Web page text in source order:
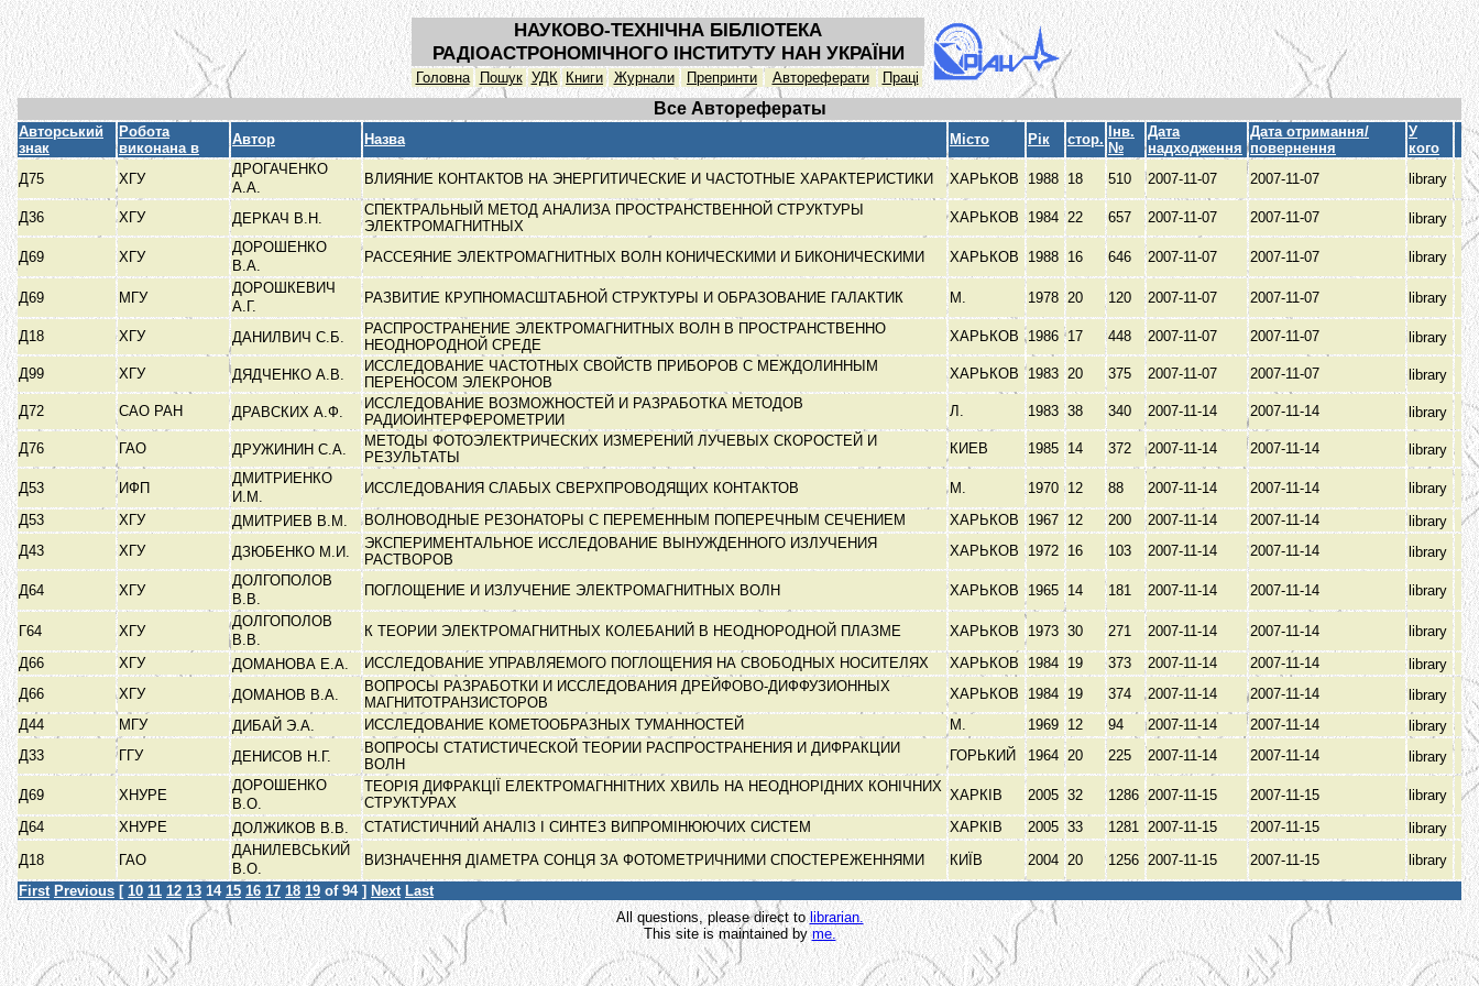
НАУКОВО-ТЕХНІЧНА БІБЛІОТЕКА
РАДІОАСТРОНОМІЧНОГО ІНСТИТУТУ НАН УКРАЇНИ
Головна Пошук УДК Книги Журнали Препринти Автореферати Праці
Все Авторефераты
Авторський
знак
Робота
виконана в
Автор Назва Місто Рік стор.
Інв.
№
Дата
надходження
Дата отримання/
повернення
У
кого
Д75
ХГУ
ДРОГАЧЕНКО
А.А.
ВЛИЯНИЕ КОНТАКТОВ НА ЭНЕРГИТИЧЕСКИЕ И ЧАСТОТНЫЕ ХАРАКТЕРИСТИКИ ХАРЬКОВ 1988 18 510 2007-11-07 2007-11-07 library
Д36 ХГУ ДЕРКАЧ В.Н.
СПЕКТРАЛЬНЫЙ МЕТОД АНАЛИЗА ПРОСТРАНСТВЕННОЙ СТРУКТУРЫ
ЭЛЕКТРОМАГНИТНЫХ
ХАРЬКОВ 1984 22 657 2007-11-07 2007-11-07 library
Д69 ХГУ
ДОРОШЕНКО
В.А.
РАССЕЯНИЕ ЭЛЕКТРОМАГНИТНЫХ ВОЛН КОНИЧЕСКИМИ И БИКОНИЧЕСКИМИ ХАРЬКОВ 1988 16 646 2007-11-07 2007-11-07 library
Д69 МГУ
ДОРОШКЕВИЧ
А.Г.
РАЗВИТИЕ КРУПНОМАСШТАБНОЙ СТРУКТУРЫ И ОБРАЗОВАНИЕ ГАЛАКТИК М. 1978 20 120 2007-11-07 2007-11-07 library
Д18 ХГУ ДАНИЛВИЧ С.Б.
РАСПРОСТРАНЕНИЕ ЭЛЕКТРОМАГНИТНЫХ ВОЛН В ПРОСТРАНСТВЕННО
НЕОДНОРОДНОЙ СРЕДЕ
ХАРЬКОВ 1986 17 448 2007-11-07 2007-11-07 library
Д99 ХГУ ДЯДЧЕНКО А.В.
ИССЛЕДОВАНИЕ ЧАСТОТНЫХ СВОЙСТВ ПРИБОРОВ С МЕЖДОЛИННЫМ
ПЕРЕНОСОМ ЭЛЕКРОНОВ
ХАРЬКОВ 1983 20 375 2007-11-07 2007-11-07 library
Д72 САО РАН ДРАВСКИХ А.Ф.
ИССЛЕДОВАНИЕ ВОЗМОЖНОСТЕЙ И РАЗРАБОТКА МЕТОДОВ
РАДИОИНТЕРФЕРОМЕТРИИ
Л. 1983 38 340 2007-11-14 2007-11-14 library
Д76 ГАО ДРУЖИНИН С.А.
МЕТОДЫ ФОТОЭЛЕКТРИЧЕСКИХ ИЗМЕРЕНИЙ ЛУЧЕВЫХ СКОРОСТЕЙ И
РЕЗУЛЬТАТЫ
КИЕВ 1985 14 372 2007-11-14 2007-11-14 library
Д53 ИФП
ДМИТРИЕНКО
И.М.
ИССЛЕДОВАНИЯ СЛАБЫХ СВЕРХПРОВОДЯЩИХ КОНТАКТОВ М. 1970 12 88 2007-11-14 2007-11-14
library
Д53
ХГУ ДМИТРИЕВ В.М. ВОЛНОВОДНЫЕ РЕЗОНАТОРЫ С ПЕРЕМЕННЫМ ПОПЕРЕЧНЫМ СЕЧЕНИЕМ ХАРЬКОВ 1967 12 200 2007-11-14 2007-11-14
library
Д43
ХГУ ДЗЮБЕНКО М.И.
ЭКСПЕРИМЕНТАЛЬНОЕ ИССЛЕДОВАНИЕ ВЫНУЖДЕННОГО ИЗЛУЧЕНИЯ
РАСТВОРОВ
ХАРЬКОВ 1972 16 103 2007-11-14 2007-11-14 library
Д64 ХГУ
ДОЛГОПОЛОВ
В.В.
ПОГЛОЩЕНИЕ И ИЗЛУЧЕНИЕ ЭЛЕКТРОМАГНИТНЫХ ВОЛН ХАРЬКОВ 1965 14 181 2007-11-14 2007-11-14 library
Г64 ХГУ
ДОЛГОПОЛОВ
В.В.
К ТЕОРИИ ЭЛЕКТРОМАГНИТНЫХ КОЛЕБАНИЙ В НЕОДНОРОДНОЙ ПЛАЗМЕ ХАРЬКОВ 1973 30 271 2007-11-14 2007-11-14
library
Д66
ХГУ ДОМАНОВА Е.А. ИССЛЕДОВАНИЕ УПРАВЛЯЕМОГО ПОГЛОЩЕНИЯ НА СВОБОДНЫХ НОСИТЕЛЯХ ХАРЬКОВ 1984 19 373 2007-11-14 2007-11-14
library
Д66
ХГУ ДОМАНОВ В.А.
ВОПРОСЫ РАЗРАБОТКИ И ИССЛЕДОВАНИЯ ДРЕЙФОВО-ДИФФУЗИОННЫХ
МАГНИТОТРАНЗИСТОРОВ
ХАРЬКОВ 1984 19 374 2007-11-14 2007-11-14
library
Д44
МГУ ДИБАЙ Э.А. ИССЛЕДОВАНИЕ КОМЕТООБРАЗНЫХ ТУМАННОСТЕЙ М. 1969 12 94 2007-11-14 2007-11-14
library
Д33
ГГУ ДЕНИСОВ Н.Г.
ВОПРОСЫ СТАТИСТИЧЕСКОЙ ТЕОРИИ РАСПРОСТРАНЕНИЯ И ДИФРАКЦИИ
ВОЛН
ГОРЬКИЙ 1964 20 225 2007-11-14 2007-11-14 library
Д69 ХНУРЕ
ДОРОШЕНКО
В.О.
ТЕОРІЯ ДИФРАКЦІЇ ЕЛЕКТРОМАГННІТНИХ ХВИЛЬ НА НЕОДНОРІДНИХ КОНІЧНИХ
СТРУКТУРАХ
ХАРКІВ 2005 32 1286 2007-11-15 2007-11-15
library
Д64
ХНУРЕ ДОЛЖИКОВ В.В. СТАТИСТИЧНИЙ АНАЛІЗ І СИНТЕЗ ВИПРОМІНЮЮЧИХ СИСТЕМ ХАРКІВ 2005 33 1281 2007-11-15 2007-11-15
library
Д18
ГАО
ДАНИЛЕВСЬКИЙ
В.О.
ВИЗНАЧЕННЯ ДІАМЕТРА СОНЦЯ ЗА ФОТОМЕТРИЧНИМИ СПОСТЕРЕЖЕННЯМИ КИЇВ 2004 20 1256 2007-11-15 2007-11-15
library
First Previous [ 10 11 12 13 14 15 16 17 18 19 of 94 ] Next Last
All questions, please direct tolibrarian.
This site is maintained byme.